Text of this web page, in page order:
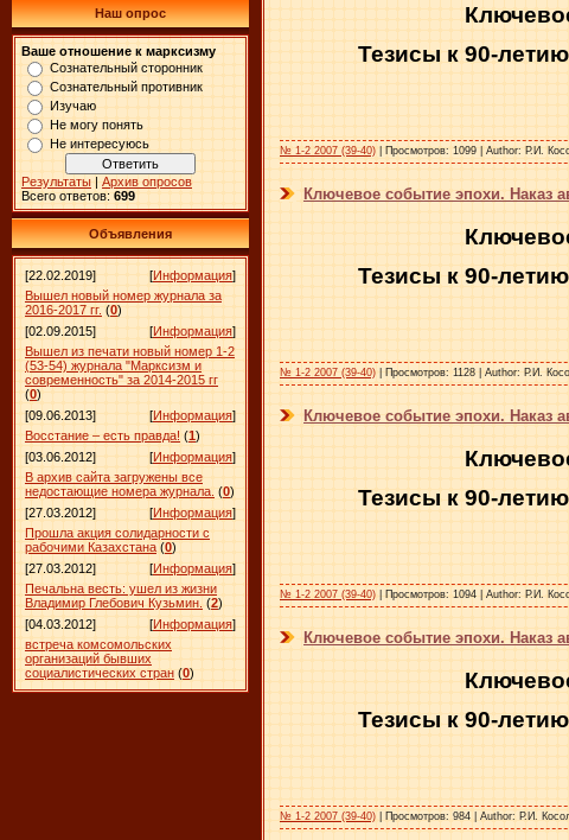
Наш опрос
Ваше отношение к марксизму
Сознательный сторонник
Сознательный противник
Изучаю
Не могу понять
Не интересуюсь
Результаты | Архив опросов
Всего ответов: 699
Объявления
[22.02.2019] [Информация]
Вышел новый номер журнала за
2016-2017 гг. (0)
[02.09.2015]
[Информация]
Вышел из печати новый номер 1-2
(53-54) журнала "Марксизм и
современность" за 2014-2015 гг
(0)
[09.06.2013]
[Информация]
Восстание – есть правда! (1)
[03.06.2012]
[Информация]
В архив сайта загружены все
недостающие номера журнала. (0)
[27.03.2012]
[Информация]
Прошла акция солидарности с
рабочими Казахстана (0)
[27.03.2012]
[Информация]
Печальна весть: ушел из жизни
Владимир Глебович Кузьмин. (2)
[04.03.2012]
[Информация]
встреча комсомольских
организаций бывших
социалистических стран (0)
Тезисы к 90-
№ 1-2 2007 (39-40) Просмотров: 1099 Author: Р.И.
Ключевое событие эпохи. Наказ
Тезисы к 90-
№ 1-2 2007 (39-40) Просмотров: 1128 Author: Р.И.
Ключевое событие эпохи. Наказ
Тезисы к 90-
№ 1-2 2007 (39-40) Просмотров: 1094 Author: Р.И.
Ключевое событие эпохи. Наказ
Тезисы к 90-
№ 1-2 2007 (39-40) Просмотров: 984 Author: Р.И.